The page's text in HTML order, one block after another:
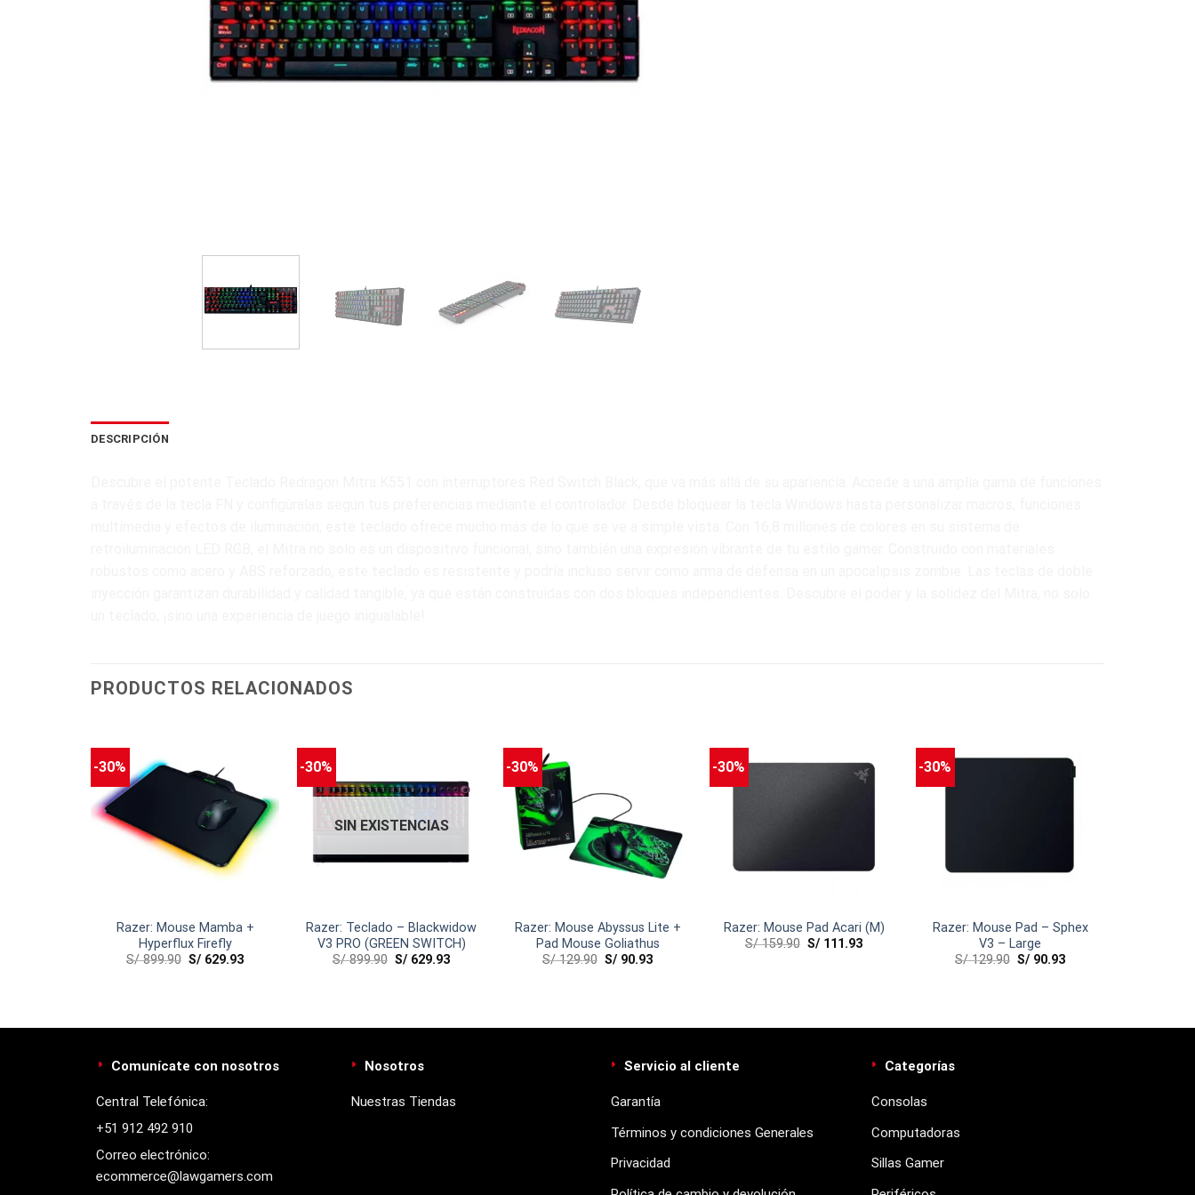
DESCRIPCIÓN
PRODUCTOS RELACIONADOS
-30%
Razer: Mouse Mamba +
Hyperflux Firefly
S/899.90 S/ 629.93
-30%
SIN EXISTENCIAS
Razer: Teclado – Blackwidow
V3 PRO (GREEN SWITCH)
S/899.90 S/ 629.93
-30%
Razer: Mouse Abyssus Lite +
Pad Mouse Goliathus
S/129.90 S/ 90.93
-30%
Razer: Mouse Pad Acari (M)
S/159.90 S/ 111.93
-30%
Razer: Mouse Pad – Sphex
V3 – Large
S/129.90 S/ 90.93
Comunícate con nosotros
Central Telefónica:
+51 912 492 910
Correo electrónico:
ecommerce@lawgamers.com
Nosotros
Nuestras Tiendas
Servicio al cliente
Garantía
Términos y condiciones Generales
Privacidad
Categorías
Consolas
Computadoras
Sillas Gamer